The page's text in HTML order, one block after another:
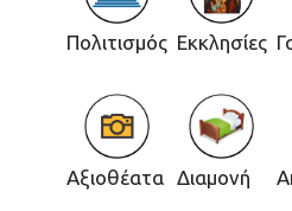
Πολιτισμός Εκκλησίες
Αξιοθέατα Διαμονή